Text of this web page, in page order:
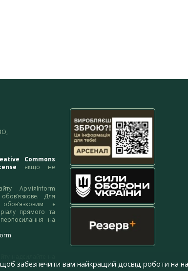
Commons
якщо не
АрміяInform
обов’язкове. Для
є
прямого та
на
забезпечити вам найкращий досвід роботи на